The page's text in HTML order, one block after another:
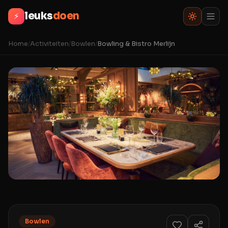
⚡ leuksdoen
Home/Activiteiten/Bowlen/Bowling & Bistro Merlijn
Bowlen